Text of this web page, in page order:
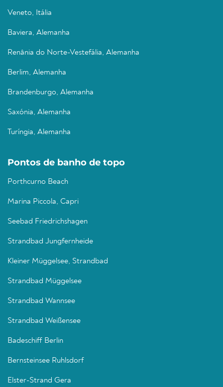
Veneto, Itália
Baviera, Alemanha
Renânia do Norte-Vestefália, Alemanha
Berlim, Alemanha
Brandenburgo, Alemanha
Saxónia, Alemanha
Turíngia, Alemanha
Pontos de banho de topo
Porthcurno Beach
Marina Piccola, Capri
Seebad Friedrichshagen
Strandbad Jungfernheide
Kleiner Müggelsee, Strandbad
Strandbad Müggelsee
Strandbad Wannsee
Strandbad Weißensee
Badeschiff Berlin
Bernsteinsee Ruhlsdorf
Elster-Strand Gera